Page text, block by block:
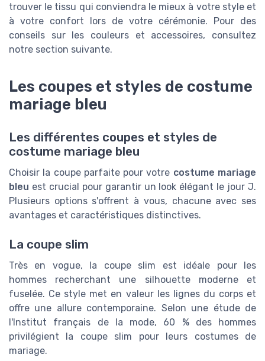
trouver le tissu qui conviendra le mieux à votre style et
à votre confort lors de votre cérémonie. Pour des
conseils sur les couleurs et accessoires, consultez
notre section suivante.
Les coupes et styles de costume
mariage bleu
Les différentes coupes et styles de
costume mariage bleu
Choisir la coupe parfaite pour votre costume mariage
bleu est crucial pour garantir un look élégant le jour J.
Plusieurs options s'offrent à vous, chacune avec ses
avantages et caractéristiques distinctives.
La coupe slim
Très en vogue, la coupe slim est idéale pour les
hommes recherchant une silhouette moderne et
fuselée. Ce style met en valeur les lignes du corps et
offre une allure contemporaine. Selon une étude de
l'Institut français de la mode, 60 % des hommes
privilégient la coupe slim pour leurs costumes de
mariage.